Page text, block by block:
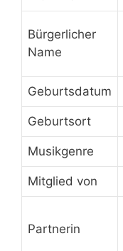
Bürgerlicher
Name
Geburtsdatum
Geburtsort
Musikgenre
Mitglied von
Partnerin